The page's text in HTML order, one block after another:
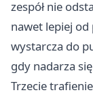
zespół nie
nawet lepiej
wystarcza do
gdy nadarza
Trzecie